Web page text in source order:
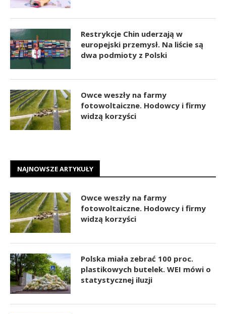
Restrykcje Chin uderzają w
europejski przemysł. Na liście są
dwa podmioty z Polski
Owce weszły na farmy
fotowoltaiczne. Hodowcy i firmy
widzą korzyści
NAJNOWSZE ARTYKUŁY
Owce weszły na farmy
fotowoltaiczne. Hodowcy i firmy
widzą korzyści
Polska miała zebrać 100 proc.
plastikowych butelek. WEI mówi o
statystycznej iluzji